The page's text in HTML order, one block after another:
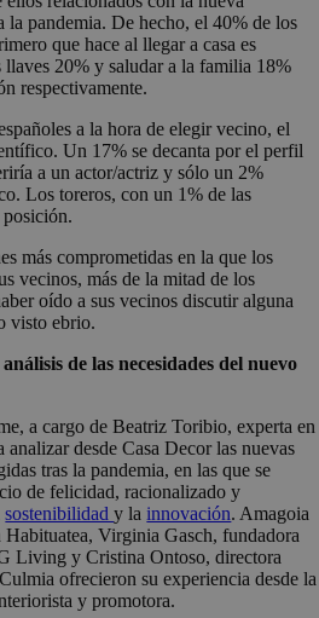
pandemia. De hecho, el 40% de los
que hace al llegar a casa es
llaves 20% y saludar a la familia 18%
respectivamente.
a la hora de elegir vecino, el
Un 17% se decanta por el perfil
a un actor/actriz y sólo un 2%
Los toreros, con un 1% de las
más comprometidas en la que los
vecinos, más de la mitad de los
oído a sus vecinos discutir alguna
visto ebrio.
de las necesidades del nuevo
a cargo de Beatriz Toribio, experta en
desde Casa Decor las nuevas
tras la pandemia, en las que se
de felicidad, racionalizado y
sostenibilidady la innovación. Amagoia
Habituatea, Virginia Gasch, fundadora
Living y Cristina Ontoso, directora
ofrecieron su experiencia desde la
y promotora.